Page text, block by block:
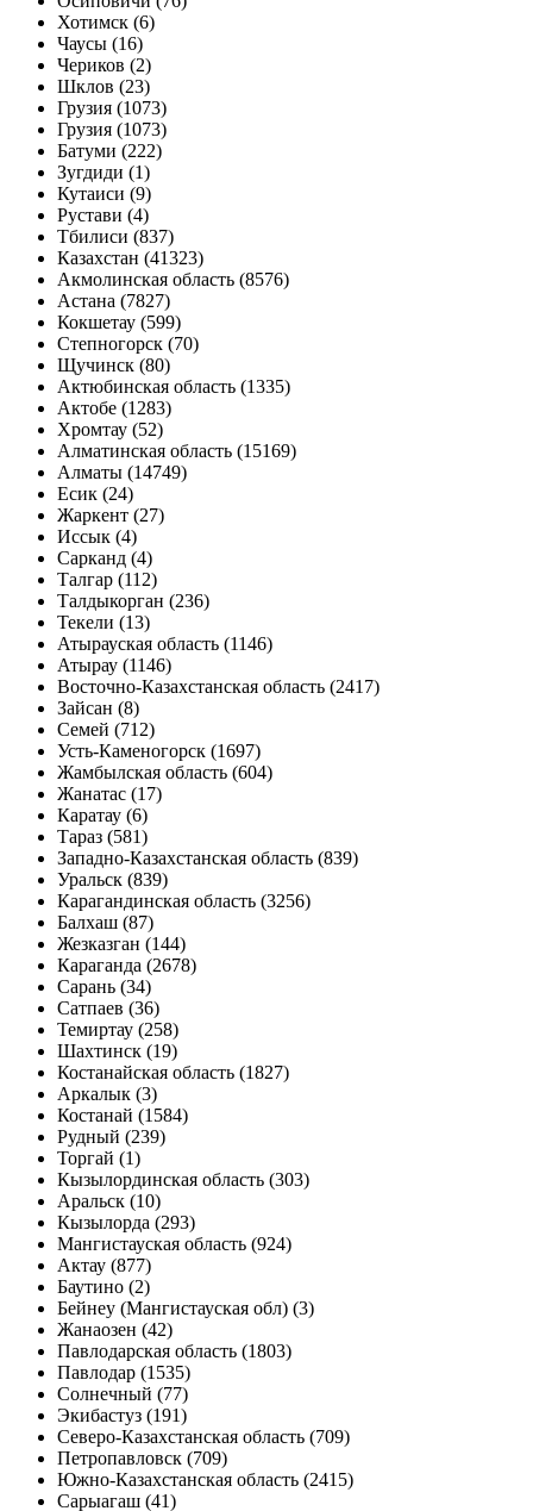
Хотимск (6)
Чаусы (16)
Чериков (2)
Шклов (23)
Грузия (1073)
Грузия (1073)
Батуми (222)
Зугдиди (1)
Кутаиси (9)
Рустави (4)
Тбилиси (837)
Казахстан (41323)
Акмолинская область (8576)
Астана (7827)
Кокшетау (599)
Степногорск (70)
Щучинск (80)
Актюбинская область (1335)
Актобе (1283)
Хромтау (52)
Алматинская область (15169)
Алматы (14749)
Есик (24)
Жаркент (27)
Иссык (4)
Сарканд (4)
Талгар (112)
Талдыкорган (236)
Текели (13)
Атырауская область (1146)
Атырау (1146)
Восточно-Казахстанская область (2417)
Зайсан (8)
Семей (712)
Усть-Каменогорск (1697)
Жамбылская область (604)
Жанатас (17)
Каратау (6)
Тараз (581)
Западно-Казахстанская область (839)
Уральск (839)
Карагандинская область (3256)
Балхаш (87)
Жезказган (144)
Караганда (2678)
Сарань (34)
Сатпаев (36)
Темиртау (258)
Шахтинск (19)
Костанайская область (1827)
Аркалык (3)
Костанай (1584)
Рудный (239)
Торгай (1)
Кызылординская область (303)
Аральск (10)
Кызылорда (293)
Мангистауская область (924)
Актау (877)
Баутино (2)
Бейнеу (Мангистауская обл) (3)
Жанаозен (42)
Павлодарская область (1803)
Павлодар (1535)
Солнечный (77)
Экибастуз (191)
Северо-Казахстанская область (709)
Петропавловск (709)
Южно-Казахстанская область (2415)
Сарыагаш (41)